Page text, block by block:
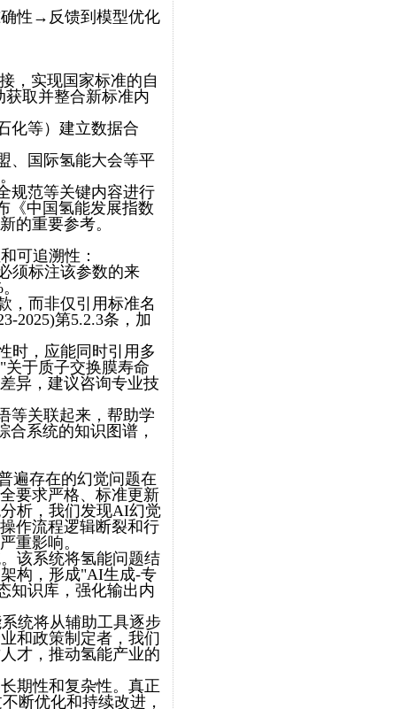
性→反馈到模型优化
，实现国家标准的自
获取并整合新标准内
化等）建立数据合
、国际氢能大会等平
规范等关键内容进行
《中国氢能发展指数
的重要参考。
可追溯性：
须标注该参数的来
，而非仅引用标准名
2025)第5.2.3条，加
时，应能同时引用多
于质子交换膜寿命
异，建议咨询专业技
等关联起来，帮助学
合系统的知识图谱，
遍存在的幻觉问题在
要求严格、标准更新
析，我们发现AI幻觉
作流程逻辑断裂和行
重影响。
该系统将氢能问题结
构，形成"AI生成-专
知识库，强化输出内
统将从辅助工具逐步
和政策制定者，我们
才，推动氢能产业的
期性和复杂性。真正
断优化和持续改进，